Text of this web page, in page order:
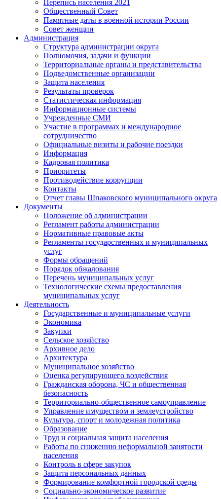
Перепись населения 2021
Общественный Совет
Памятные даты в военной истории России
Совет женщин
Администрация
Структура администрации округа
Полномочия, задачи и функции
Территориальные органы и представительства
Подведомственные организации
Защита населения
Результаты проверок
Статистическая информация
Информационные системы
Учрежденные СМИ
Участие в программах и международное
сотрудничество
Официальные визиты и рабочие поездки
Информация
Кадровая политика
Приоритеты
Противодействие коррупции
Контакты
Отчет главы Шпаковского муниципального округа
Документы
Положение об администрации
Регламент работы администрации
Нормативные правовые акты
Регламенты государственных и муниципальных
услуг
Формы обращений
Порядок обжалования
Перечень муниципальных услуг
Технологические схемы предоставления
муниципальных услуг
Деятельность
Государственные и муниципальные услуги
Экономика
Закупки
Сельское хозяйство
Архивное дело
Архитектура
Муниципальное хозяйство
Оценка регулирующего воздействия
Гражданская оборона, ЧС и общественная
безопасность
Территориально-общественное самоуправление
Управление имуществом и землеустройство
Культура, спорт и молодежная политика
Образование
Труд и социальная защита населения
Работы по снижению неформальной занятости
населения
Контроль в сфере закупок
Защита персональных данных
Формирование комфортной городской среды
Социально-экономическое развитие